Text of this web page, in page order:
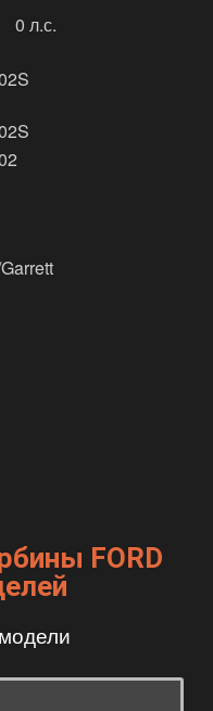
0 л.с.
FORD